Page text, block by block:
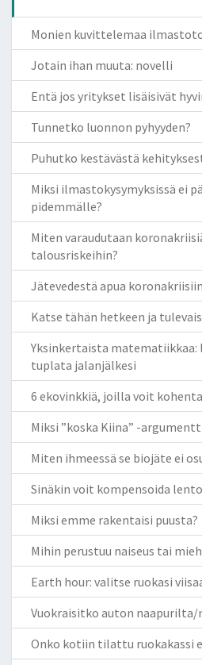
Monien kuvittelemaa
Jotain ihan muuta: novelli
Entä jos yritykset lisäisivät
Tunnetko luonnon pyhyyden?
Puhutko kestävästä
Miksi ilmastokysymyksissä ei
pidemmälle?
Miten varaudutaan
talousriskeihin?
Jätevedestä apua
Katse tähän hetkeen ja
Yksinkertaista
tuplata jalanjälkesi
6 ekovinkkiä, joilla voit
Miksi ”koska Kiina” -
Miten ihmeessä se biojäte ei
Sinäkin voit kompensoida
Miksi emme rakentaisi puusta?
Mihin perustuu naiseus tai
Earth hour: valitse ruokasi
Vuokraisitko auton naapurilta/
Onko kotiin tilattu ruokakassi